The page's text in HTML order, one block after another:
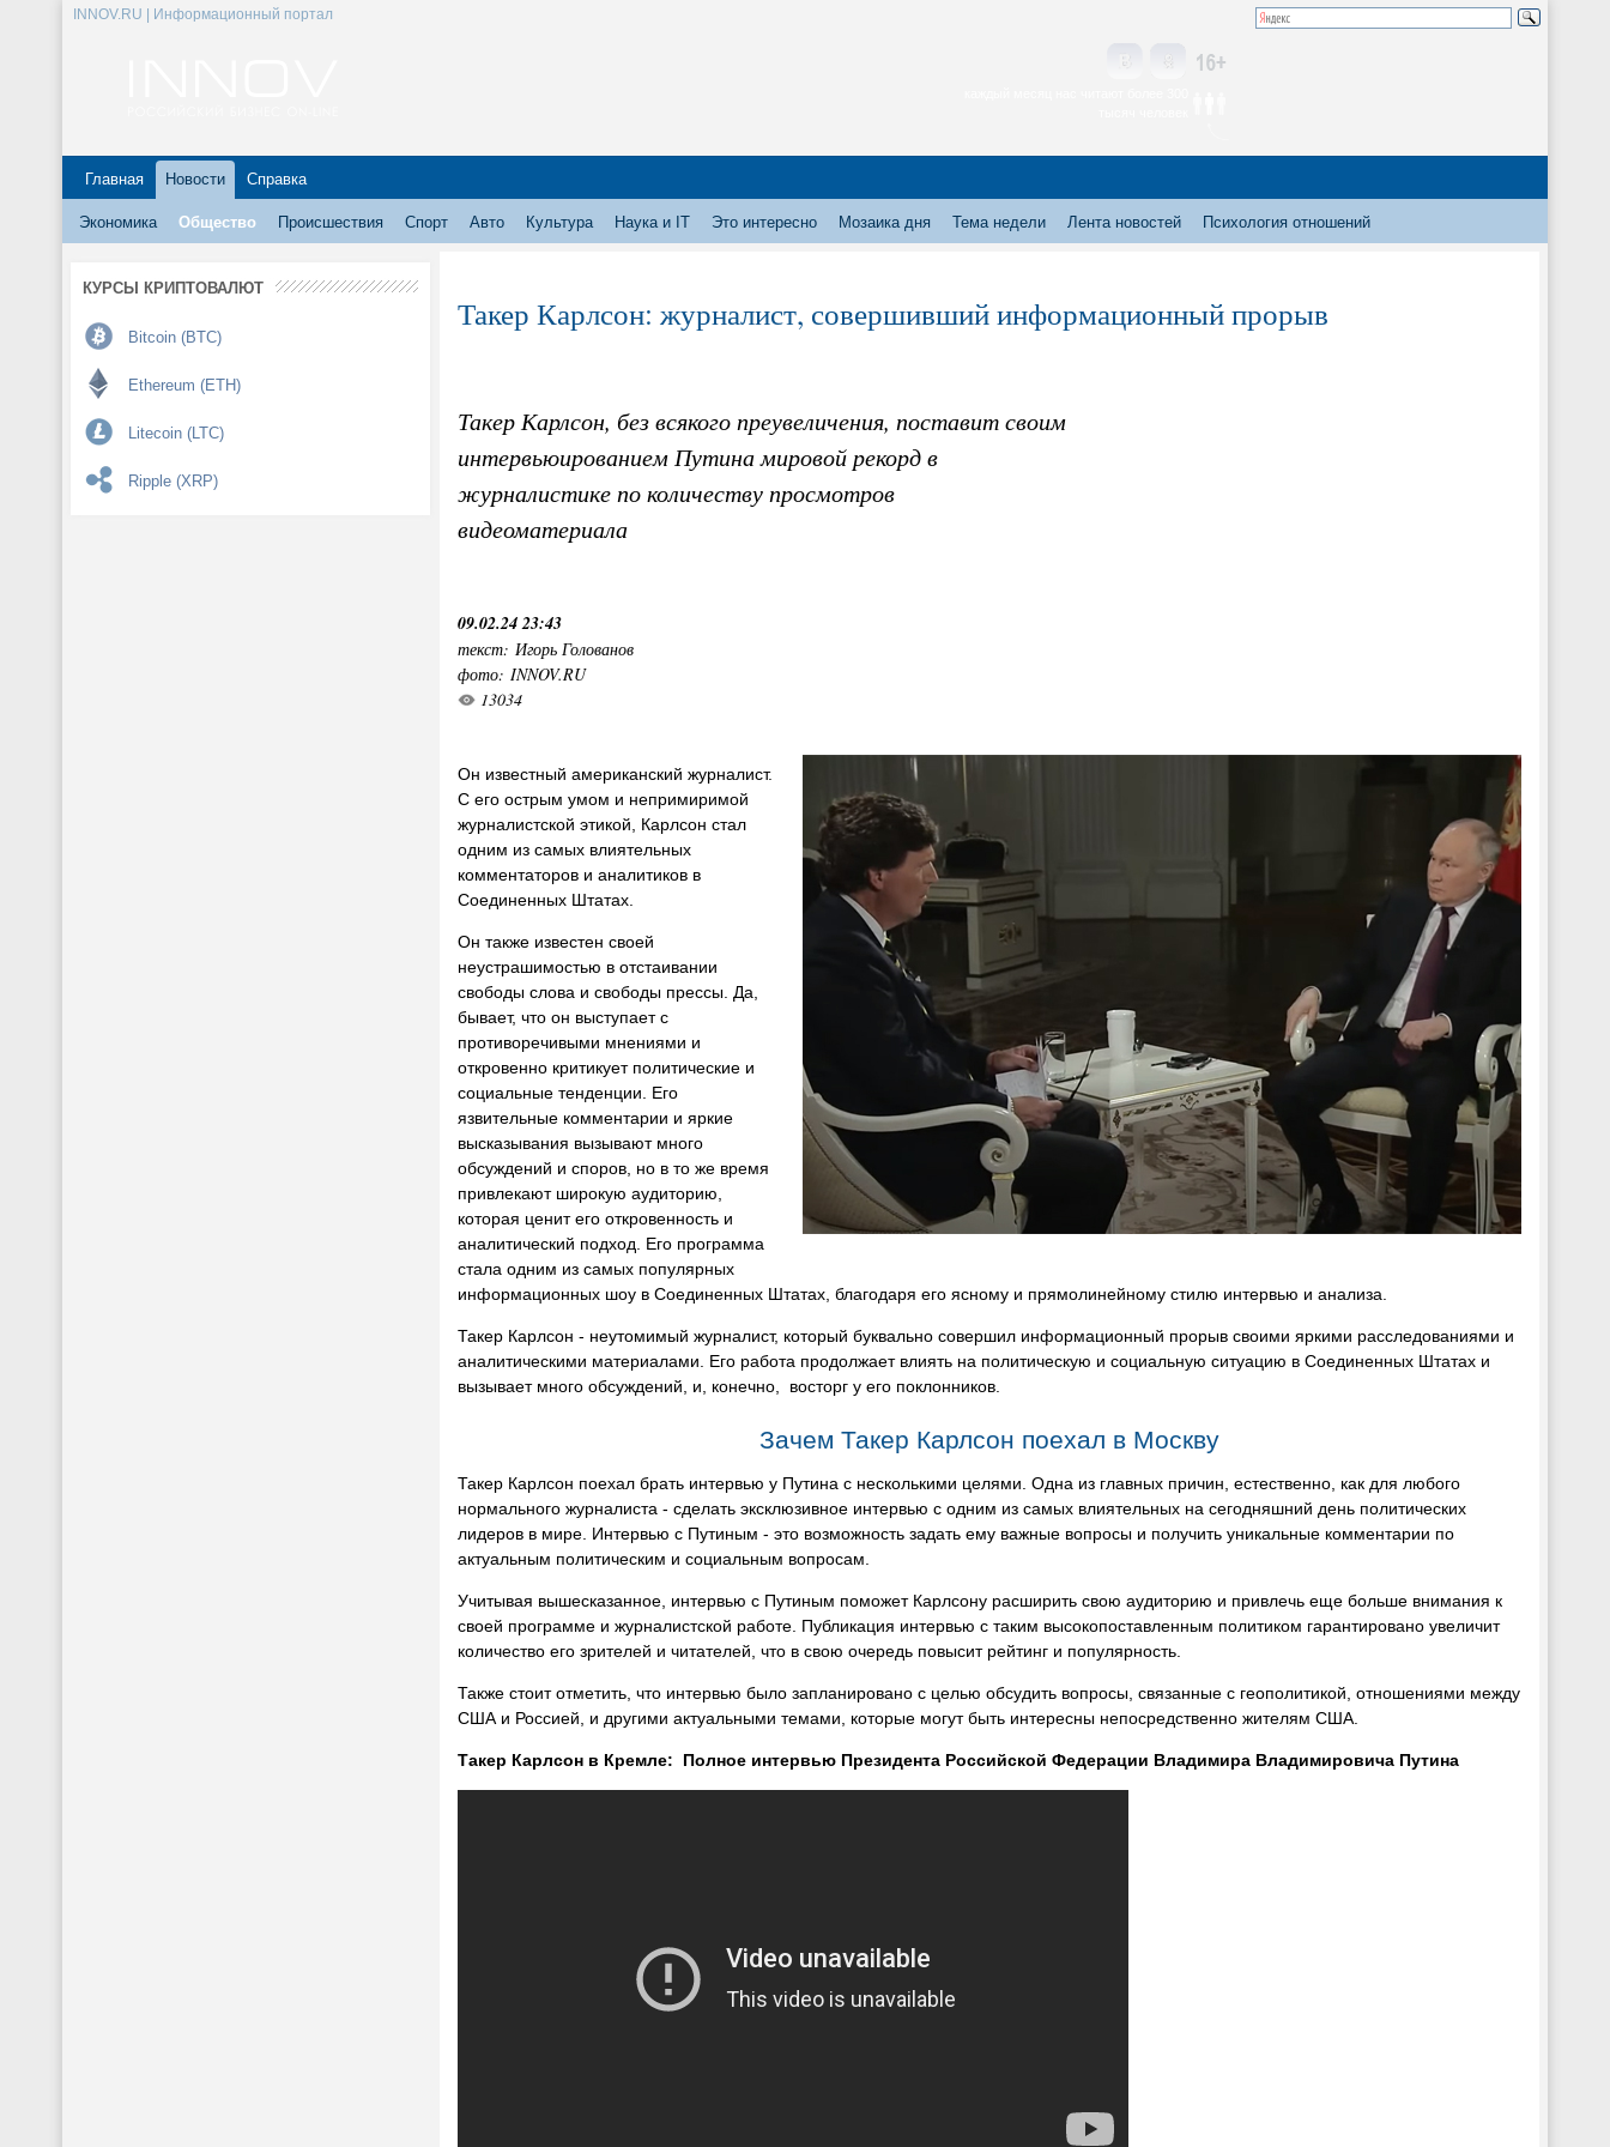
INNOV.RU | Информационный портал
Главная Новости Справка
Экономика Общество Происшествия Спорт Авто Культура Наука и IT Это интересно Мозаика дня Тема недели Лента новостей Психология отношений
КУРСЫ КРИПТОВАЛЮТ
Bitcoin (BTC)
Ethereum (ETH)
Litecoin (LTC)
Ripple (XRP)
Такер Карлсон: журналист, совершивший информационный прорыв
Такер Карлсон, без всякого преувеличения, поставит своим
интервьюированием Путина мировой рекорд в
журналистике по количеству просмотров
видеоматериала
09.02.24 23:43
текст: Игорь Голованов
фото: INNOV.RU
13034
Он известный американский журналист.
С его острым умом и непримиримой
журналистской этикой, Карлсон стал
одним из самых влиятельных
комментаторов и аналитиков в
Соединенных Штатах.
Он также известен своей
неустрашимостью в отстаивании
свободы слова и свободы прессы. Да,
бывает, что он выступает с
противоречивыми мнениями и
откровенно критикует политические и
социальные тенденции. Его
язвительные комментарии и яркие
высказывания вызывают много
обсуждений и споров, но в то же время
привлекают широкую аудиторию,
которая ценит его откровенность и
аналитический подход. Его программа
стала одним из самых популярных
информационных шоу в Соединенных Штатах, благодаря его ясному и прямолинейному стилю интервью и анализа.
Такер Карлсон - неутомимый журналист, который буквально совершил информационный прорыв своими яркими расследованиями и
аналитическими материалами. Его работа продолжает влиять на политическую и социальную ситуацию в Соединенных Штатах и
вызывает много обсуждений, и, конечно, восторг у его поклонников.
Зачем Такер Карлсон поехал в Москву
Такер Карлсон поехал брать интервью у Путина с несколькими целями. Одна из главных причин, естественно, как для любого
нормального журналиста - сделать эксклюзивное интервью с одним из самых влиятельных на сегодняшний день политических
лидеров в мире. Интервью с Путиным - это возможность задать ему важные вопросы и получить уникальные комментарии по
актуальным политическим и социальным вопросам.
Учитывая вышесказанное, интервью с Путиным поможет Карлсону расширить свою аудиторию и привлечь еще больше внимания к
своей программе и журналистской работе. Публикация интервью с таким высокопоставленным политиком гарантировано увеличит
количество его зрителей и читателей, что в свою очередь повысит рейтинг и популярность.
Также стоит отметить, что интервью было запланировано с целью обсудить вопросы, связанные с геополитикой, отношениями между
США и Россией, и другими актуальными темами, которые могут быть интересны непосредственно жителям США.
Такер Карлсон в Кремле: Полное интервью Президента Российской Федерации Владимира Владимировича Путина